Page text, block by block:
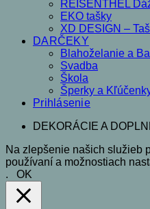
REISENTHEL
EKO tašky
XD DESIGN –
DARČEKY
Blahoželanie a
Svadba
Škola
Šperky a
Prihlásenie
DEKORÁCIE A
Na zlepšenie našich služieb
používaní a možnostiach
. OK